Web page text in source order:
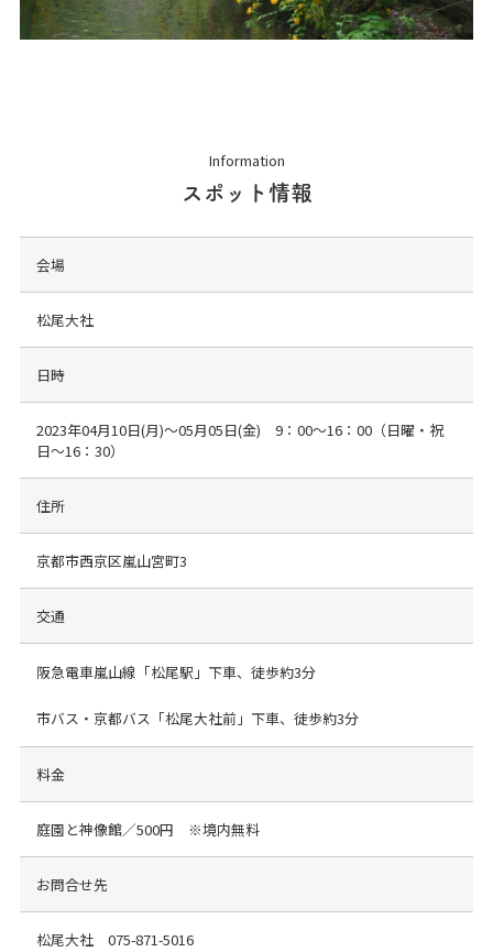
Information
スポット情報
会場
松尾大社
日時
2023年04月10日(月)～05月05日(金) 9：00～16：00（日曜・祝
日～16：30）
住所
京都市西京区嵐山宮町3
交通
阪急電車嵐山線「松尾駅」下車、徒歩約3分
市バス・京都バス「松尾大社前」下車、徒歩約3分
料金
庭園と神像館／500円 ※境内無料
お問合せ先
松尾大社 075-871-5016